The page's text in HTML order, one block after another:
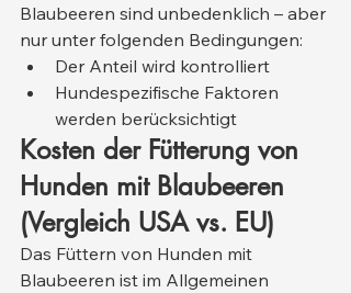
Blaubeeren sind unbedenklich – aber
nur unter folgenden Bedingungen:
Der Anteil wird kontrolliert
Hundespezifische Faktoren
werden berücksichtigt
Kosten der Fütterung von
Hunden mit Blaubeeren
(Vergleich USA vs. EU)
Das Füttern von Hunden mit
Blaubeeren ist im Allgemeinen